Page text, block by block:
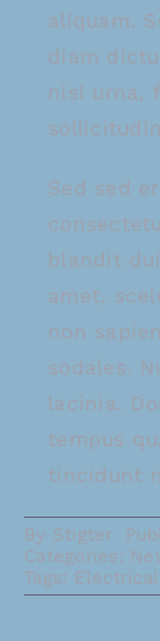
aliquam.
diam
nisi urna,
Sed sed
blandit
amet,
non
sodales.
lacinia.
tempus
tincidunt
By Stigter
Categories:
Tags: Electrical